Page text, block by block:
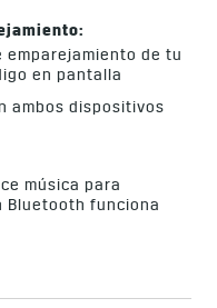
emparejamiento de tu
en pantalla
ambos dispositivos
música para
Bluetooth funciona